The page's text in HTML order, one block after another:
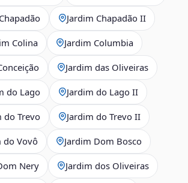
Jardim Chapadão II
Colina Jardim Columbia
Jardim das Oliveiras
do Lago Jardim do Lago II
do Trevo Jardim do Trevo II
do Vovô Jardim Dom Bosco
Nery Jardim dos Oliveiras